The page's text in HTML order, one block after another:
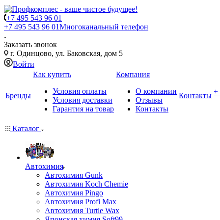
+7 495 543 96 01
+7 495 543 96 01Многоканальный телефон
Заказать звонок
г. Одинцово, ул. Баковская, дом 5
Войти
Бренды
Как купить
Условия оплаты
Условия доставки
Гарантия на товар
Компания
О компании
Отзывы
Контакты
Контакты
Каталог
Автохимия
Автохимия Gunk
Автохимия Koch Chemie
Автохимия Pingo
Автохимия Profi Max
Автохимия Turtle Wax